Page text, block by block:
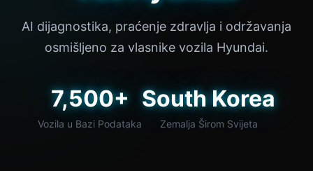
AI dijagnostika, praćenje zdravlja i održavanja
osmišljeno za vlasnike vozila Hyundai.
7,500+
Vozila u Bazi Podataka
South Korea
Zemalja Širom Svijeta